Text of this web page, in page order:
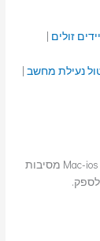
זולים |
נעילת מחשב |
אנשים בכל רחבי העולם מסתמכים על Mac-ios \ Windows 10 מסיבות